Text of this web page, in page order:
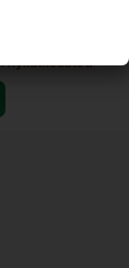
nyilatkozatot!